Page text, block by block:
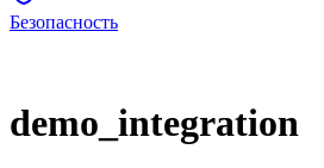
Безопасность
demo_integration